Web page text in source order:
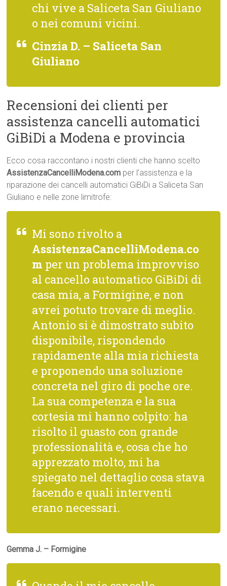
chi vive a Saliceta San Giuliano
o nei comuni vicini.
Cinzia D. – Saliceta San
Giuliano
Recensioni dei clienti per
assistenza cancelli automatici
GiBiDi a Modena e provincia
Ecco cosa raccontano i nostri clienti che hanno scelto
AssistenzaCancelliModena.com per l’assistenza e la
riparazione dei cancelli automatici GiBiDi a Saliceta San
Giuliano e nelle zone limitrofe:
Mi sono rivolto a
AssistenzaCancelliModena.co
m per un problema improvviso
al cancello automatico GiBiDi di
casa mia, a Formigine, e non
avrei potuto trovare di meglio.
Antonio si è dimostrato subito
disponibile, rispondendo
rapidamente alla mia richiesta
e proponendo una soluzione
concreta nel giro di poche ore.
La sua competenza e la sua
cortesia mi hanno colpito: ha
risolto il guasto con grande
professionalità e, cosa che ho
apprezzato molto, mi ha
spiegato nel dettaglio cosa stava
facendo e quali interventi
erano necessari.
Gemma J. – Formigine